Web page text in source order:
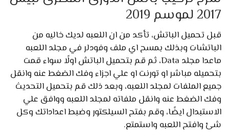
2017 لموسم 2019
قبل تحميل الباتش، تأكد من ان اللعبه لديك خاليه من
الباتشات وبذلك بمسح اي ملف وفودلر في مجلد اللعبه
ماعدا مجلد Data، ثم قم بتحميل الباتش اولًا سواء قمت
بتحميله مباشر او تورنت او علي اجزاء وفك الضغط عنه وانقل
جميع الملفات لمجلد اللعبه، وبعد ذلك قم بتحميل التحديث
وفك الضغط عنه وانقل ملفاته لمجلد اللعبه ووافق علي
الاستبدال ايضًا، وقم بفتح السيلكتور وضبط اعداداتك وكل
شئ وافتح اللعبه واستمتع.